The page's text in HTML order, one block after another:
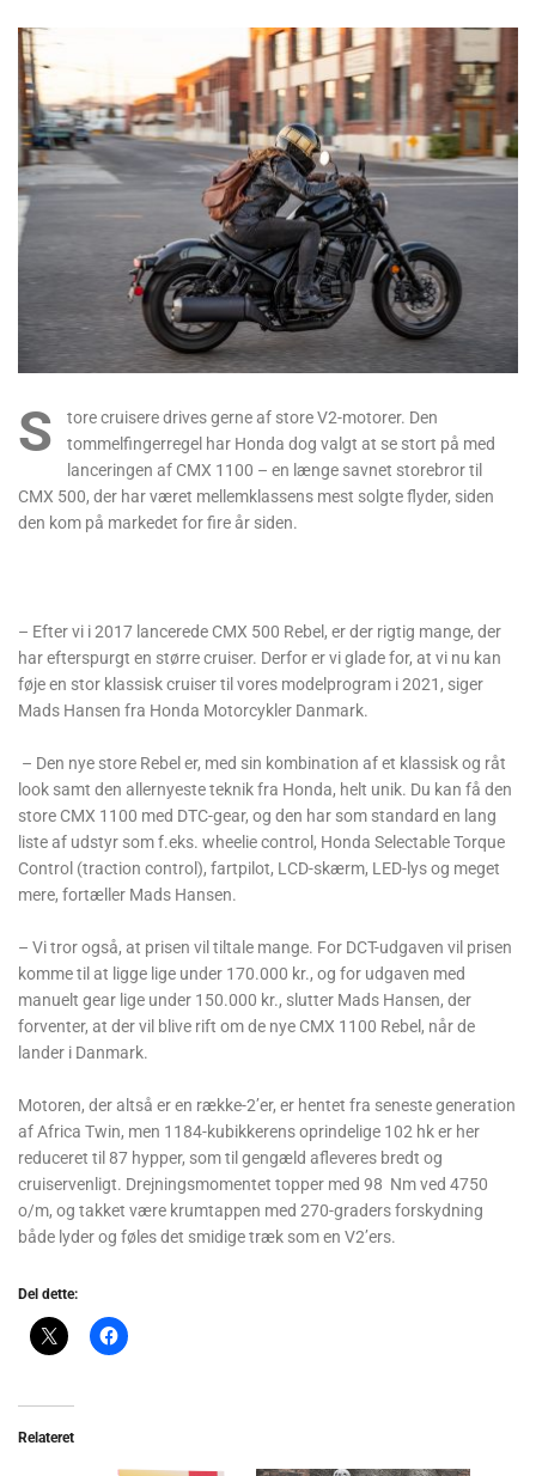
S
tore cruisere drives gerne af store V2-motorer. Den
tommelfingerregel har Honda dog valgt at se stort på med
lanceringen af CMX 1100 – en længe savnet storebror til
CMX 500, der har været mellemklassens mest solgte flyder, siden
den kom på markedet for fire år siden.
– Efter vi i 2017 lancerede CMX 500 Rebel, er der rigtig mange, der
har efterspurgt en større cruiser. Derfor er vi glade for, at vi nu kan
føje en stor klassisk cruiser til vores modelprogram i 2021, siger
Mads Hansen fra Honda Motorcykler Danmark.
– Den nye store Rebel er, med sin kombination af et klassisk og råt
look samt den allernyeste teknik fra Honda, helt unik. Du kan få den
store CMX 1100 med DTC-gear, og den har som standard en lang
liste af udstyr som f.eks. wheelie control, Honda Selectable Torque
Control (traction control), fartpilot, LCD-skærm, LED-lys og meget
mere, fortæller Mads Hansen.
– Vi tror også, at prisen vil tiltale mange. For DCT-udgaven vil prisen
komme til at ligge lige under 170.000 kr., og for udgaven med
manuelt gear lige under 150.000 kr., slutter Mads Hansen, der
forventer, at der vil blive rift om de nye CMX 1100 Rebel, når de
lander i Danmark.
Motoren, der altså er en række-2’er, er hentet fra seneste generation
af Africa Twin, men 1184-kubikkerens oprindelige 102 hk er her
reduceret til 87 hypper, som til gengæld afleveres bredt og
cruiservenligt. Drejningsmomentet topper med 98 Nm ved 4750
o/m, og takket være krumtappen med 270-graders forskydning
både lyder og føles det smidige træk som en V2’ers.
Del dette:
Relateret